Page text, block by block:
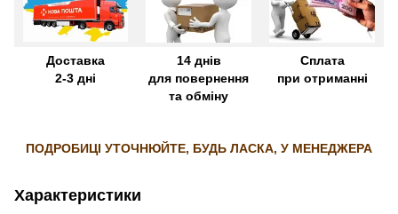
Доставка
2-3 дні
14 днів
для повернення
та обміну
Сплата
при отриманні
ПОДРОБИЦІ УТОЧНЮЙТЕ, БУДЬ ЛАСКА, У МЕНЕДЖЕРА
Характеристики